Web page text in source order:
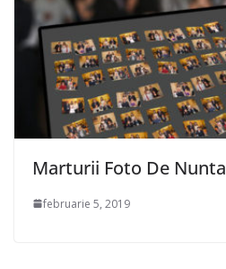
Marturii Foto De Nunta
februarie 5, 2019